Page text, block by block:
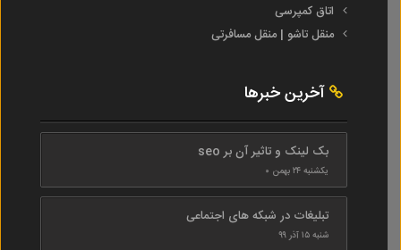
اتاق کمپرسی
منقل تاشو | منقل مسافرتی
آخرین خبرها
بک لینک و تاثیر آن بر seo
یکشنبه ۲۴ بهمن ۰
تبلیغات در شبکه های اجتماعی
شنبه ۱۵ آذر ۹۹